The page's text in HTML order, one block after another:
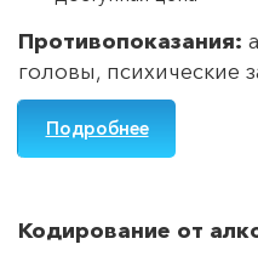
Противопоказания:
головы, психические
Подробнее
Кодирование от